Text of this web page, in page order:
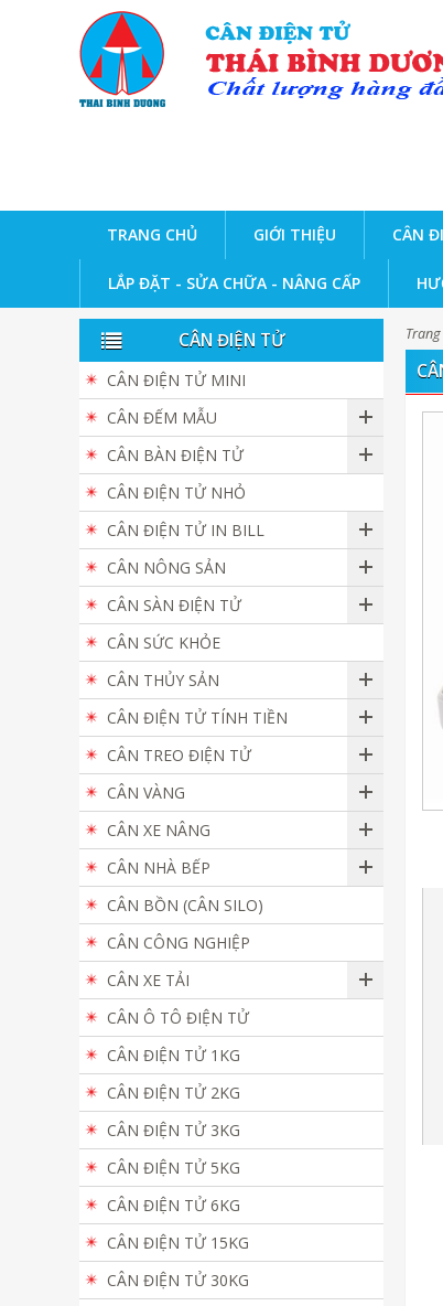
TRANG CHỦ GIỚI THIỆU CÂN
LẮP ĐẶT - SỬA CHỮA - NÂNG CẤP
CÂN ĐIỆN TỬ
CÂN ĐIỆN TỬ MINI
CÂN ĐẾM MẪU
CÂN BÀN ĐIỆN TỬ
CÂN ĐIỆN TỬ NHỎ
CÂN ĐIỆN TỬ IN BILL
CÂN NÔNG SẢN
CÂN SÀN ĐIỆN TỬ
CÂN SỨC KHỎE
CÂN THỦY SẢN
CÂN ĐIỆN TỬ TÍNH TIỀN
CÂN TREO ĐIỆN TỬ
CÂN VÀNG
CÂN XE NÂNG
CÂN NHÀ BẾP
CÂN BỒN (CÂN SILO)
CÂN CÔNG NGHIỆP
CÂN XE TẢI
CÂN Ô TÔ ĐIỆN TỬ
CÂN ĐIỆN TỬ 1KG
CÂN ĐIỆN TỬ 2KG
CÂN ĐIỆN TỬ 3KG
CÂN ĐIỆN TỬ 5KG
CÂN ĐIỆN TỬ 6KG
CÂN ĐIỆN TỬ 15KG
CÂN ĐIỆN TỬ 30KG